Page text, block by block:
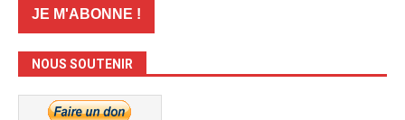
NOUS SOUTENIR